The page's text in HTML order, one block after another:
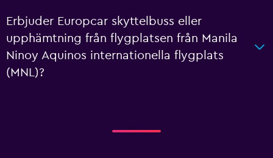
Erbjuder Europcar skyttelbuss eller
upphämtning från flygplatsen från Manila
Ninoy Aquinos internationella flygplats
(MNL)?